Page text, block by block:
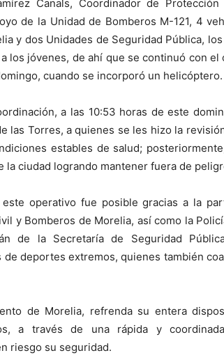
Canals, Coordinador de
de la Unidad de Bomberos M-121, 4
y dos Unidades de Seguridad Pública,
los jóvenes, de ahí que se continuó con
cuando se incorporó un helicóptero.
a las 10:53 horas de este
las Torres, a quienes se les hizo la
estables de salud;
la ciudad logrando mantener fuera de
este operativo fue posible gracias a la
y Bomberos de Morelia, así como la
de la Secretaría de Seguridad
deportes extremos, quienes también
de Morelia, refrenda su entera
a través de una rápida y
riesgo su seguridad.